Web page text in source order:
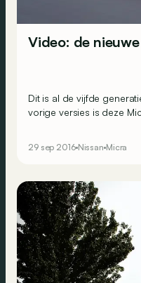
Video: de
Dit is al de vijfde
vorige versies is deze
29 sep 2016 Nissan Micra